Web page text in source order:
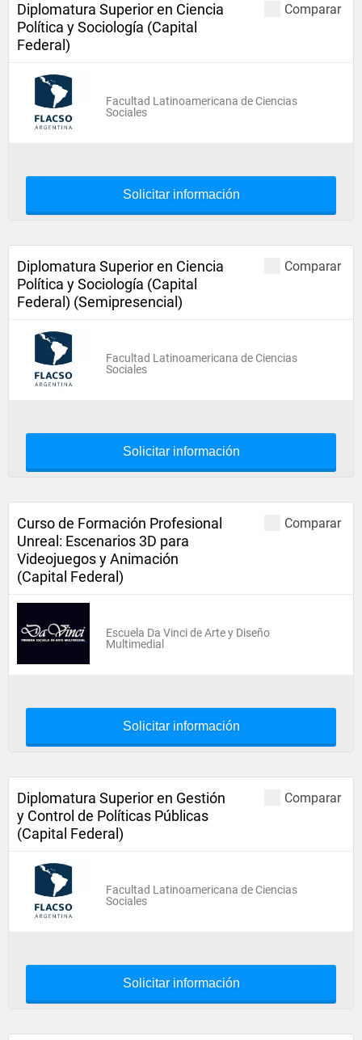
Comparar
Diplomatura Superior en Ciencia
Política y Sociología (Capital
Federal)
Facultad Latinoamericana de Ciencias
Sociales
Solicitar información
Comparar
Diplomatura Superior en Ciencia
Política y Sociología (Capital
Federal) (Semipresencial)
Facultad Latinoamericana de Ciencias
Sociales
Solicitar información
Comparar
Curso de Formación Profesional
Unreal: Escenarios 3D para
Videojuegos y Animación
(Capital Federal)
Escuela Da Vinci de Arte y Diseño
Multimedial
Solicitar información
Comparar
Diplomatura Superior en Gestión
y Control de Políticas Públicas
(Capital Federal)
Facultad Latinoamericana de Ciencias
Sociales
Solicitar información